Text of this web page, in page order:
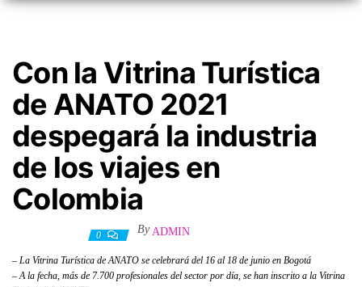
Con la Vitrina Turística
de ANATO 2021
despegará la industria
de los viajes en
Colombia
0 By ADMIN
– La Vitrina Turística de ANATO se celebrará del 16 al 18 de junio en Bogotá
– A la fecha, más de 7.700 profesionales del sector por día, se han inscrito a la Vitrina